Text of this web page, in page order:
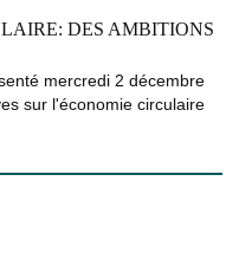
DES AMBITIONS
mercredi 2 décembre
sur l'économie circulaire